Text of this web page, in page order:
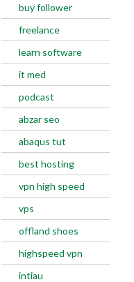
buy follower
freelance
learn software
it med
podcast
abzar seo
abaqus tut
best hosting
vpn high speed
vps
offland shoes
highspeed vpn
intiau